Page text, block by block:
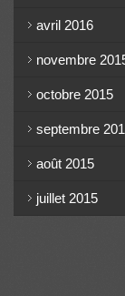
avril 2016
novembre
octobre 2015
septembre
août 2015
juillet 2015